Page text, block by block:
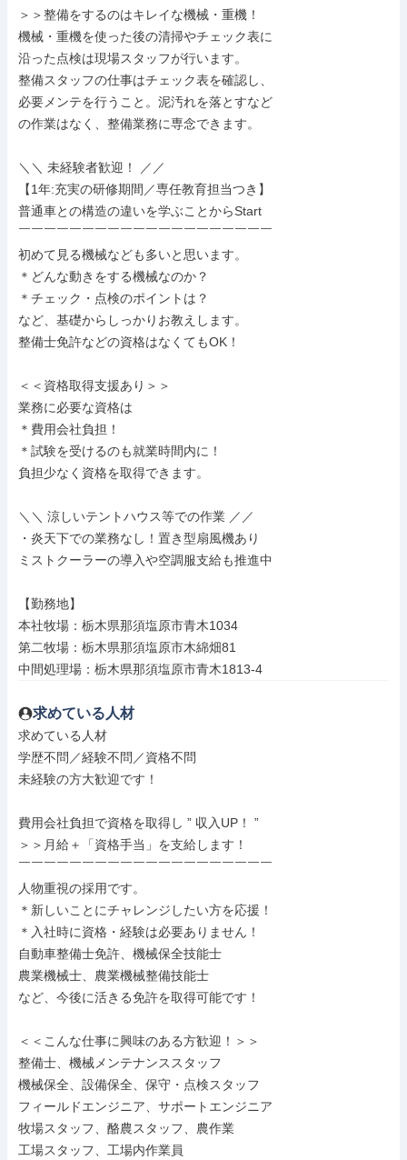
＞＞整備をするのはキレイな機械・重機！
機械・重機を使った後の清掃やチェック表に
沿った点検は現場スタッフが行います。
整備スタッフの仕事はチェック表を確認し、
必要メンテを行うこと。泥汚れを落とすなど
の作業はなく、整備業務に専念できます。
＼＼ 未経験者歓迎！ ／／
【1年:充実の研修期間／専任教育担当つき】
普通車との構造の違いを学ぶことからStart
￣￣￣￣￣￣￣￣￣￣￣￣￣￣￣￣￣￣￣￣
初めて見る機械なども多いと思います。
＊どんな動きをする機械なのか？
＊チェック・点検のポイントは？
など、基礎からしっかりお教えします。
整備士免許などの資格はなくてもOK！
＜＜資格取得支援あり＞＞
業務に必要な資格は
＊費用会社負担！
＊試験を受けるのも就業時間内に！
負担少なく資格を取得できます。
＼＼ 涼しいテントハウス等での作業 ／／
・炎天下での業務なし！置き型扇風機あり
ミストクーラーの導入や空調服支給も推進中
【勤務地】
本社牧場：栃木県那須塩原市青木1034
第二牧場：栃木県那須塩原市木綿畑81
中間処理場：栃木県那須塩原市青木1813-4
求めている人材
求めている人材
学歴不問／経験不問／資格不問
未経験の方大歓迎です！
費用会社負担で資格を取得し ” 収入UP！ ”
＞＞月給＋「資格手当」を支給します！
￣￣￣￣￣￣￣￣￣￣￣￣￣￣￣￣￣￣￣￣
人物重視の採用です。
＊新しいことにチャレンジしたい方を応援！
＊入社時に資格・経験は必要ありません！
自動車整備士免許、機械保全技能士
農業機械士、農業機械整備技能士
など、今後に活きる免許を取得可能です！
＜＜こんな仕事に興味のある方歓迎！＞＞
整備士、機械メンテナンススタッフ
機械保全、設備保全、保守・点検スタッフ
フィールドエンジニア、サポートエンジニア
牧場スタッフ、酪農スタッフ、農作業
工場スタッフ、工場内作業員